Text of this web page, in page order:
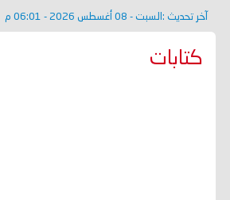
آخر تحديث : السبت - 08 أغسطس 2026 - 06:01 م
كتابات